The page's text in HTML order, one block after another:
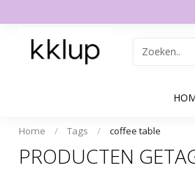
Home / Tags / coffee table
PRODUCTEN